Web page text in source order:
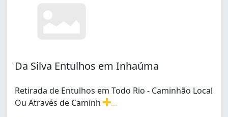
Da Silva Entulhos em Inhaúma
Retirada de Entulhos em Todo Rio - Caminhão Local
Ou Através de Caminh